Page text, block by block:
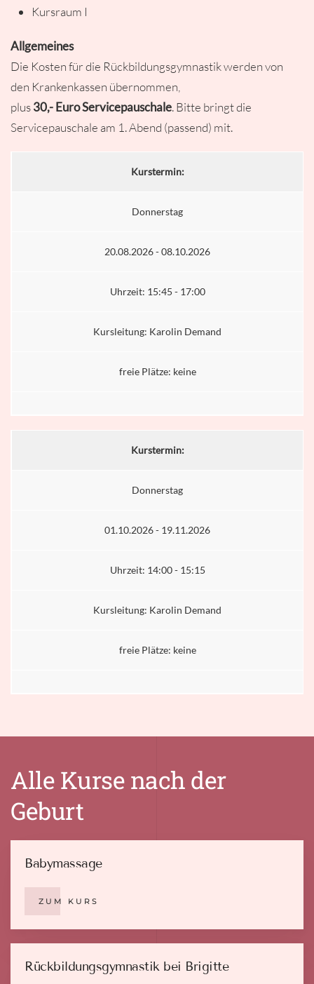
Kursraum I
Allgemeines
Die Kosten für die Rückbildungsgymnastik werden von
den Krankenkassen übernommen,
plus30,- EuroServicepauschale. Bitte bringt die
Servicepauschale am 1. Abend (passend) mit.
Kurstermin:
Donnerstag
20.08.2026 - 08.10.2026
Uhrzeit: 15:45 - 17:00
Kursleitung: Karolin Demand
freie Plätze: keine
Kurstermin:
Donnerstag
01.10.2026 - 19.11.2026
Uhrzeit: 14:00 - 15:15
Kursleitung: Karolin Demand
freie Plätze: keine
Alle Kurse nach der
Geburt
Babymassage
ZUM KURS
Rückbildungsgymnastik bei Brigitte